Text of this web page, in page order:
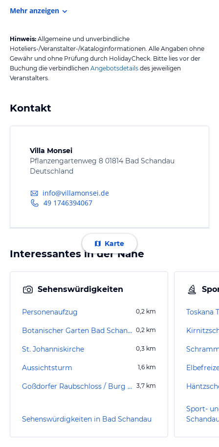
Mehr anzeigen
Hinweis: Allgemeine und unverbindliche
Hoteliers-/Veranstalter-/Kataloginformationen. Alle Angaben ohne
Gewähr und ohne Prüfung durch HolidayCheck. Bitte lies vor der
Buchung die verbindlichen Angebotsdetails des jeweiligen
Veranstalters.
Kontakt
Villa Monsei
Pflanzengartenweg 8 01814 Bad Schandau
Deutschland
info@villamonsei.de
49 1746394067
Karte
Interessantes in der Nähe
Sehenswürdigkeiten
Personenaufzug 0,2 km
Botanischer Garten Bad Schandau 0,2 km
St. Johanniskirche 0,3 km
Aussichtsturm 1,6 km
Goßdorfer Raubschloss / Burg Schwarzenbach 3,7 km
Sehenswürdigkeiten in Bad Schandau
Toskana
Sport-